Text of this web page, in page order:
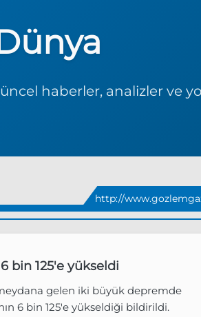
haberler, analizler ve
http://
bin 125'e yükseldi
gelen iki büyük depremde
6 bin 125'e yükseldiği bildirildi.